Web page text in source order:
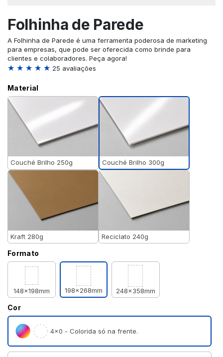
Folhinha de Parede
A Folhinha de Parede é uma ferramenta poderosa de marketing
para empresas, que pode ser oferecida como brinde para
clientes e colaboradores. Peça agora!
★ ★ ★ ★ ★ 25 avaliações
Material
Couché Brilho 250g Couché Brilho 300g
Kraft 280g Reciclato 240g
Formato
148x198mm 198x268mm 248x358mm
Cor
4×0 - Colorida só na frente.